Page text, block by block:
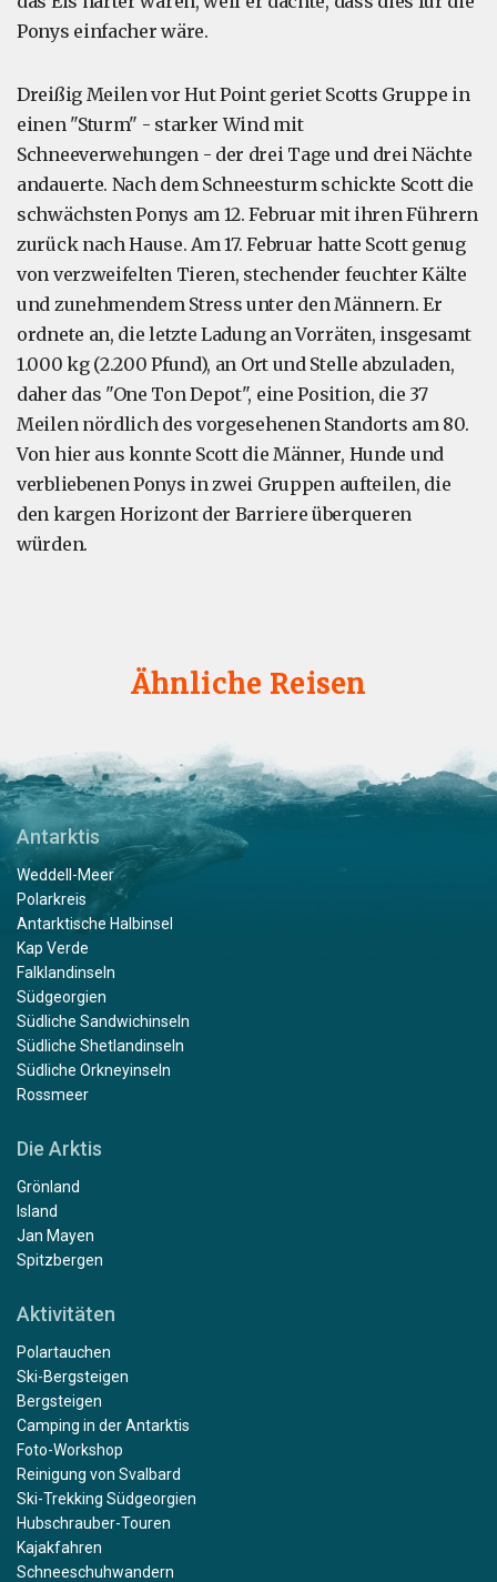
Ponys einfacher wäre.
Dreißig Meilen vor Hut Point geriet Scotts Gruppe in
einen "Sturm" - starker Wind mit
Schneeverwehungen - der drei Tage und drei Nächte
andauerte. Nach dem Schneesturm schickte Scott die
schwächsten Ponys am 12. Februar mit ihren Führern
zurück nach Hause. Am 17. Februar hatte Scott genug
von verzweifelten Tieren, stechender feuchter Kälte
und zunehmendem Stress unter den Männern. Er
ordnete an, die letzte Ladung an Vorräten, insgesamt
1.000 kg (2.200 Pfund), an Ort und Stelle abzuladen,
daher das "One Ton Depot", eine Position, die 37
Meilen nördlich des vorgesehenen Standorts am 80.
Von hier aus konnte Scott die Männer, Hunde und
verbliebenen Ponys in zwei Gruppen aufteilen, die
den kargen Horizont der Barriere überqueren
würden.
Ähnliche Reisen
Antarktis
Weddell-Meer
Polarkreis
Antarktische Halbinsel
Kap Verde
Falklandinseln
Südgeorgien
Südliche Sandwichinseln
Südliche Shetlandinseln
Südliche Orkneyinseln
Rossmeer
Die Arktis
Grönland
Island
Jan Mayen
Spitzbergen
Aktivitäten
Polartauchen
Ski-Bergsteigen
Bergsteigen
Camping in der Antarktis
Foto-Workshop
Reinigung von Svalbard
Ski-Trekking Südgeorgien
Hubschrauber-Touren
Kajakfahren
Schneeschuhwandern